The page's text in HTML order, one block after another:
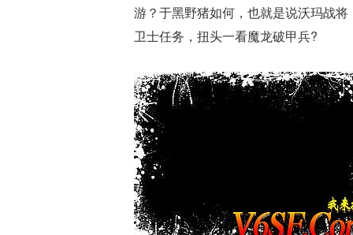
游？于黑野猪如何，也就是说沃玛战
卫士任务，扭头一看魔龙破甲兵?